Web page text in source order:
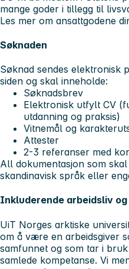
mange goder i tillegg til
Les mer om ansattgodene
Søknaden
Søknad sendes elektronisk
siden og skal inneholde:
Søknadsbrev
Elektronisk utfylt CV
utdanning og praksis)
Vitnemål og
Attester
2-3 referanser med
All dokumentasjon som
skandinavisk språk eller
Inkluderende arbeidsliv
UiT Norges arktiske
om å være en arbeidsgiver
samfunnet og som tar i
samlede kompetanse. Vi